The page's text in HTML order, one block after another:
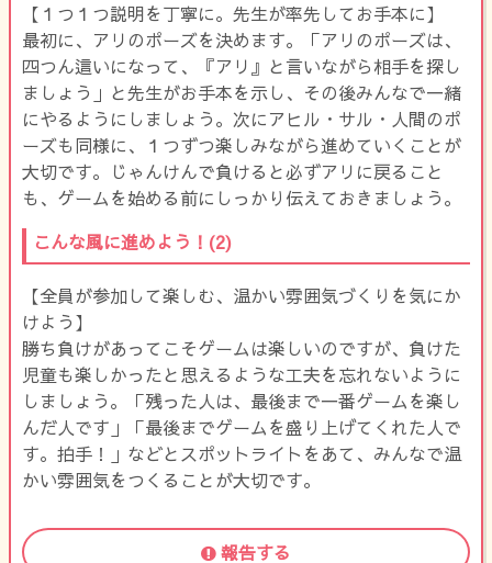
【１つ１つ説明を丁寧に。先生が率先してお手本に】
最初に、アリのポーズを決めます。「アリのポーズは、
四つん這いになって、『アリ』と言いながら相手を探し
ましょう」と先生がお手本を示し、その後みんなで一緒
にやるようにしましょう。次にアヒル・サル・人間のポ
ーズも同様に、１つずつ楽しみながら進めていくことが
大切です。じゃんけんで負けると必ずアリに戻ること
も、ゲームを始める前にしっかり伝えておきましょう。
こんな風に進めよう！(2)
【全員が参加して楽しむ、温かい雰囲気づくりを気にか
けよう】
勝ち負けがあってこそゲームは楽しいのですが、負けた
児童も楽しかったと思えるような工夫を忘れないように
しましょう。「残った人は、最後まで一番ゲームを楽し
んだ人です」「最後までゲームを盛り上げてくれた人で
す。拍手！」などとスポットライトをあて、みんなで温
かい雰囲気をつくることが大切です。
報告する